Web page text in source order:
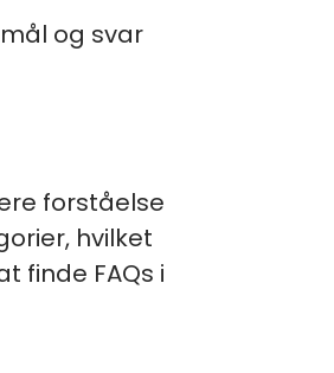
og svar
forståelse
hvilket
finde FAQs i